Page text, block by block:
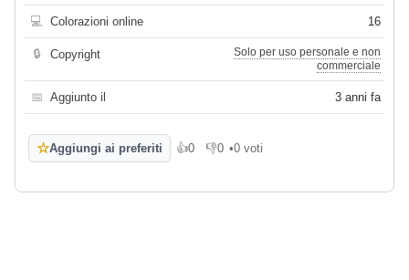
💻 Colorazioni online 16
🔒 Copyright
Solo per uso personale e non
commerciale
📅 Aggiunto il 3 anni fa
☆Aggiungi ai preferiti 👍0
Mi piace
👎0
Non mi piace
•0 voti